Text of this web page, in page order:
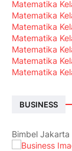
Matematika
Matematika
Matematika
Matematika
Matematika
Matematika
Matematika
BUSINESS
Bimbel Jakarta